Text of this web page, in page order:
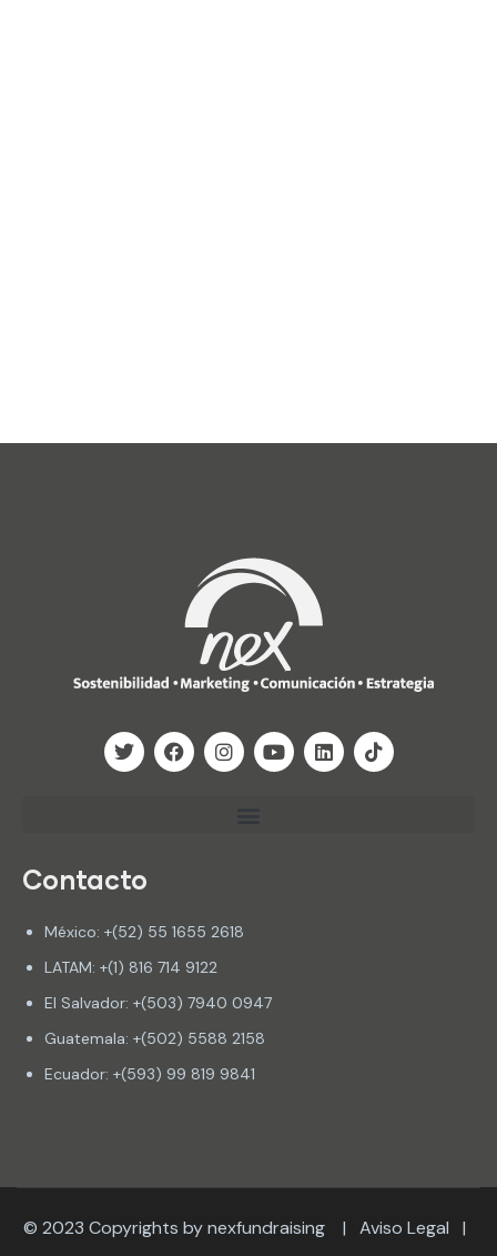
Contacto
México: +(52) 55 1655 2618
LATAM: +(1) 816 714 9122
El Salvador: +(503) 7940 0947
Guatemala: +(502) 5588 2158
Ecuador: +(593) 99 819 9841
© 2023 Copyrights by nexfundraising | Aviso Legal |